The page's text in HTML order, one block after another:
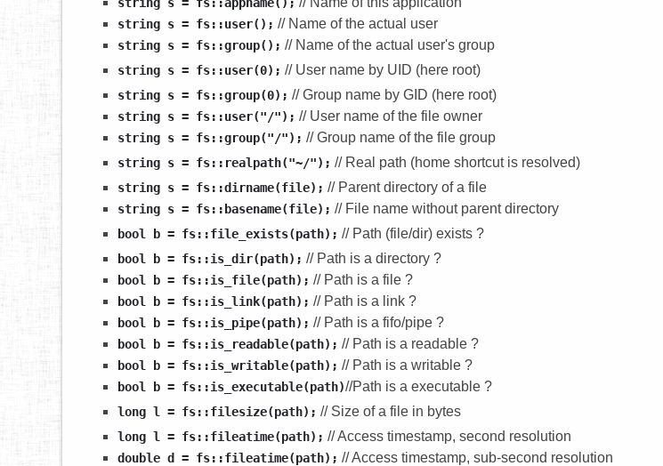
string s = fs::user(); // Name of the actual user
string s = fs::group(); // Name of the actual user's group
string s = fs::user(0); // User name by UID (here root)
string s = fs::group(0); // Group name by GID (here root)
string s = fs::user("/"); // User name of the file owner
string s = fs::group("/"); // Group name of the file group
string s = fs::realpath("~/"); // Real path (home shortcut is resolved)
string s = fs::dirname(file); // Parent directory of a file
string s = fs::basename(file); // File name without parent directory
bool b = fs::file_exists(path); // Path (file/dir) exists ?
bool b = fs::is_dir(path); // Path is a directory ?
bool b = fs::is_file(path); // Path is a file ?
bool b = fs::is_link(path); // Path is a link ?
bool b = fs::is_pipe(path); // Path is a fifo/pipe ?
bool b = fs::is_readable(path); // Path is a readable ?
bool b = fs::is_writable(path); // Path is a writable ?
bool b = fs::is_executable(path)//Path is a executable ?
long l = fs::filesize(path); // Size of a file in bytes
long l = fs::fileatime(path); // Access timestamp, second resolution
double d = fs::fileatime(path); // Access timestamp, sub-second resolution